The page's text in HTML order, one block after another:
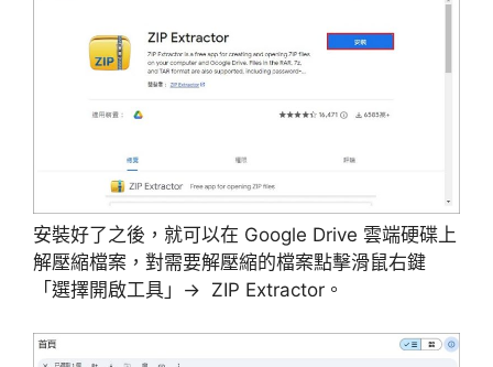
安裝好了之後，就可以在 Google Drive 雲端硬碟上
解壓縮檔案，對需要解壓縮的檔案點擊滑鼠右鍵
「選擇開啟工具」→ ZIP Extractor。